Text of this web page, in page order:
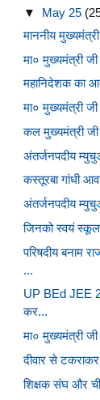
▼ May 25
माननीय मुख्यमंत्री
मा० मुख्यमंत्री जी
महानिदेशक का
मा० मुख्यमंत्री
कल मुख्यमंत्री जी
अंतर्जनपदीय
कस्तूरबा गांधी
अंतर्जनपदीय
जिनको स्वयं
परिषदीय बनाम
...
UP BEd JEE
कर...
मा० मुख्यमंत्री
दीवार से
शिक्षक संघ और